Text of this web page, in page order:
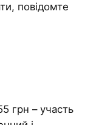
повідомте
грн – участь